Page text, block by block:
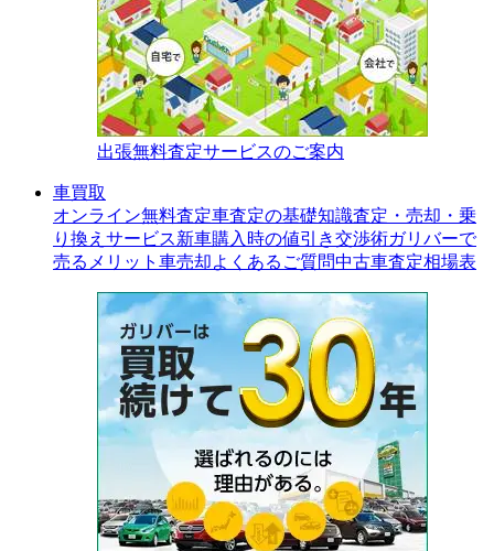
出張無料査定サービスのご案内
車買取
オンライン無料査定車査定の基礎知識査定・売却・乗
り換えサービス新車購入時の値引き交渉術ガリバーで
売るメリット 車売却よくあるご質問中古車査定相場表